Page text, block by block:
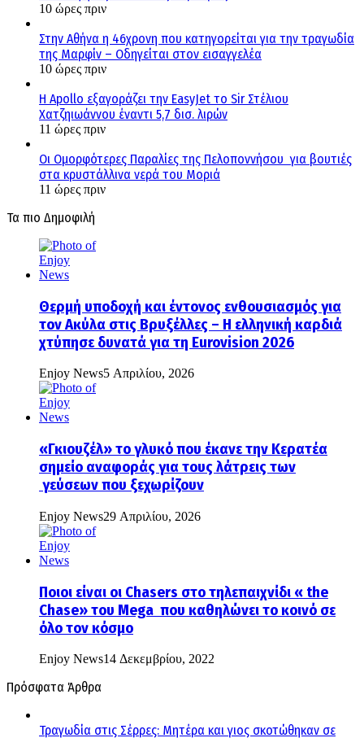
10 ώρες πριν
Στην Αθήνα η 46χρονη που κατηγορείται για την τραγωδία
της Μαρφίν – Οδηγείται στον εισαγγελέα
10 ώρες πριν
Η Apollo εξαγοράζει την EasyJet το Sir Στέλιου
Χατζηιωάννου έναντι 5,7 δισ. λιρών
11 ώρες πριν
Οι Ομορφότερες Παραλίες της Πελοποννήσου για βουτιές
στα κρυστάλλινα νερά του Μοριά
11 ώρες πριν
Τα πιο Δημοφιλή
Θερμή υποδοχή και έντονος ενθουσιασμός για
τον Ακύλα στις Βρυξέλλες – Η ελληνική καρδιά
χτύπησε δυνατά για τη Eurovision 2026
Enjoy News5 Απριλίου, 2026
«Γκιουζέλ» το γλυκό που έκανε την Κερατέα
σημείο αναφοράς για τους λάτρεις των
γεύσεων που ξεχωρίζουν
Enjoy News29 Απριλίου, 2026
Ποιοι είναι οι Chasers στο τηλεπαιχνίδι « the
Chase» του Mega που καθηλώνει το κοινό σε
όλο τον κόσμο
Enjoy News14 Δεκεμβρίου, 2022
Πρόσφατα Άρθρα
Τραγωδία στις Σέρρες: Μητέρα και γιος σκοτώθηκαν σε